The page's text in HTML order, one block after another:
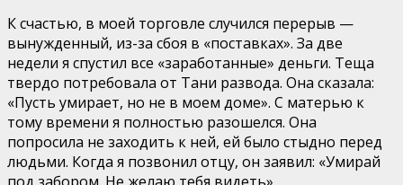
К счастью, в моей торговле случился перерыв —
вынужденный, из-за сбоя в «поставках». За две
недели я спустил все «заработанные» деньги. Теща
твердо потребовала от Тани развода. Она сказала:
«Пусть умирает, но не в моем доме». С матерью к
тому времени я полностью разошелся. Она
попросила не заходить к ней, ей было стыдно перед
людьми. Когда я позвонил отцу, он заявил: «Умирай